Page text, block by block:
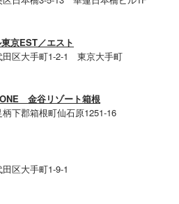
京EST／エスト
田区大手町1-2-1 東京大手町
金谷リゾート箱根
下郡箱根町仙石原1251-16
区大手町1-9-1